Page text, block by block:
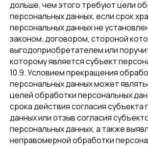
дольше, чем этого требуют цели
персональных данных, если срок
персональных данных не
законом, договором, стороной
выгодоприобретателем или
которому является субъект
10.9. Условием прекращения
персональных данных может
целей обработки персональных
срока действия согласия субъекта
данных или отзыв согласия
персональных данных, а также
неправомерной обработки